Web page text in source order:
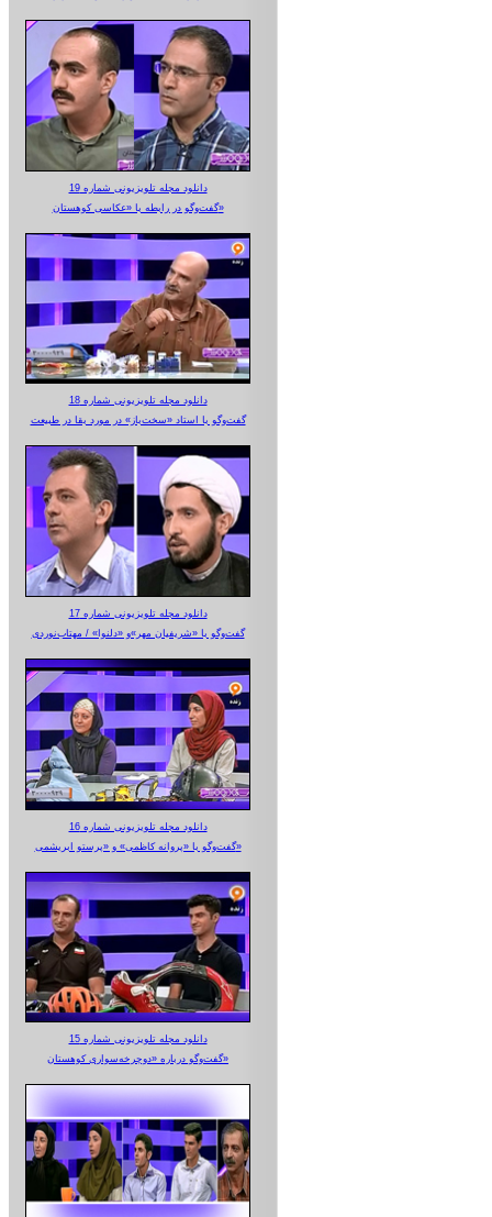
دانلود مجله تلویزیونی شماره 19
گفت‌وگو در رابطه با «عکاسی کوهستان»
دانلود مجله تلویزیونی شماره 18
گفت‌وگو با استاد «سخت‌باز» در مورد بقا در طبیعت
دانلود مجله تلویزیونی شماره 17
گفت‌وگو با «شریفیان مهر»‌و «دلنوا» / مهتاب‌نوردی
دانلود مجله تلویزیونی شماره 16
گفت‌وگو با «پروانه کاظمی» و «پرستو‌ ابریشمی»
دانلود مجله تلویزیونی شماره 15
گفت‌وگو درباره «دوچرخه‌سواری کوهستان»